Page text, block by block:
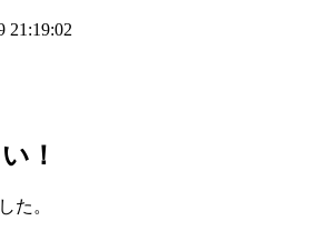
21:19:02
！
た。